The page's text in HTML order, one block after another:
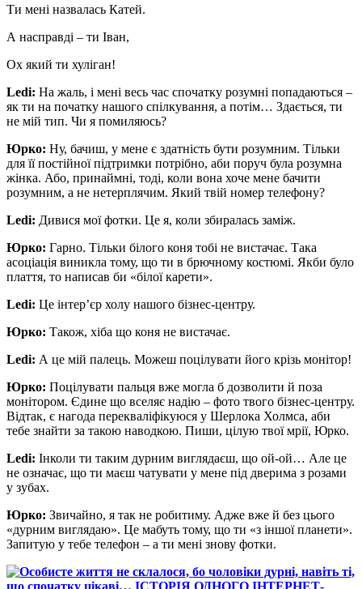
Ти мені назвалась Катей.
А насправді – ти Іван,
Ох який ти хуліган!
Ledi: На жаль, і мені весь час спочатку розумні попадаються –
як ти на початку нашого спілкування, а потім… Здається, ти
не мій тип. Чи я помиляюсь?
Юрко: Ну, бачиш, у мене є здатність бути розумним. Тільки
для її постійної підтримки потрібно, аби поруч була розумна
жінка. Або, принаймні, тоді, коли вона хоче мене бачити
розумним, а не нетерплячим. Який твій номер телефону?
Ledi: Дивися мої фотки. Це я, коли збиралась заміж.
Юрко: Гарно. Тільки білого коня тобі не вистачає. Така
асоціація виникла тому, що ти в брючному костюмі. Якби було
плаття, то написав би «білої карети».
Ledi: Це інтер’єр холу нашого бізнес-центру.
Юрко: Також, хіба що коня не вистачає.
Ledi: А це мій палець. Можеш поцілувати його крізь монітор!
Юрко: Поцілувати пальця вже могла б дозволити й поза
монітором. Єдине що вселяє надію – фото твого бізнес-центру.
Відтак, є нагода перекваліфікуюся у Шерлока Холмса, аби
тебе знайти за такою наводкою. Пиши, цілую твої мрії, Юрко.
Ledi: Інколи ти таким дурним виглядаєш, що ой-ой… Але це
не означає, що ти маєш чатувати у мене під дверима з розами
у зубах.
Юрко: Звичайно, я так не робитиму. Адже вже й без цього
«дурним виглядаю». Це мабуть тому, що ти «з іншої планети».
Запитую у тебе телефон – а ти мені знову фотки.